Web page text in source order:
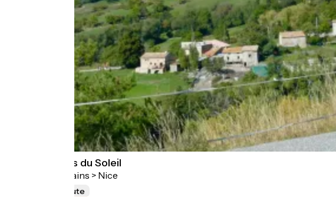
P'tites Routes du Soleil
Thonon-les-Bains > Nice
Route